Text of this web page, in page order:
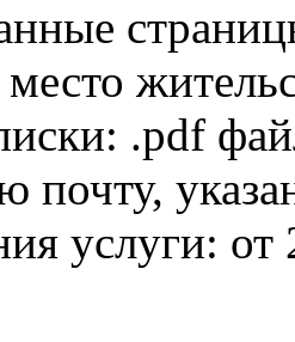
.pdf
почту,
услуги: от